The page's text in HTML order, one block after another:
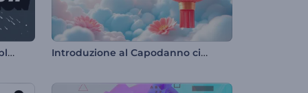
Rivelazione del logo Liquid Splash Introduzione al Capodanno cinese fiorito